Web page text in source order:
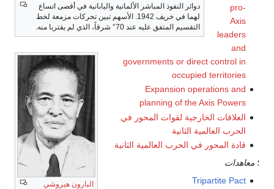
دوائر النفوذ المباشر الألمانية واليابانية في أقصى اتساع
لهما في خريف 1942. الأسهم تبين تحركات مزمعة لخط
التقسيم المتفق عليه عند 70° شرقاً، الذي لم يقتربا منه.
البارون هيروشي
pro-
Axis
leaders
and
governments or direct control in
occupied territories
Expansion operations and
planning of the Axis Powers
العلاقات الخارجية لقوات المحور في
الحرب العالمية الثانية
قادة المحور في الحرب العالمية الثانية
؛ معاهدات
Tripartite Pact